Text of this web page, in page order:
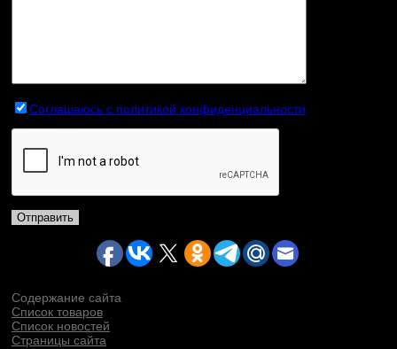
Соглашаюсь с политикой конфиденциальности
Содержание сайта
Список товаров
Список новостей
Страницы сайта